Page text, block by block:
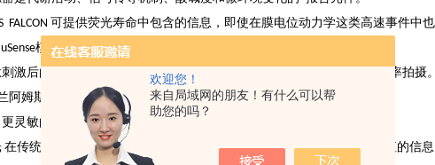
欢迎您！
来自局域网的朋友！有什么可以帮
助您的吗？
FALCON 可提供荧光寿命中包含的信息，即使在膜电位动力学这类高速事件中
模式的有力补充。
激后的钙振荡。 单个细胞中的响应被记录为寿命变化。 视频以4 pfs速率拍摄
阿姆斯特丹癌症研究所的Kees Jalink和Bram van den Broek提供。
灵敏的代谢成像
在传统成像中可能是一个问题。 STELLARIS 8 FALCON 可将其转化为有价值的